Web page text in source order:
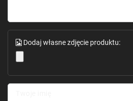
Dodaj własne zdjęcie produktu: